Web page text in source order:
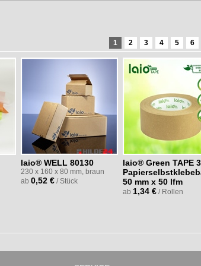
laio® WELL 80130
230 x 160 x 80 mm, braun
ab 0,52 € / Stück
laio® Green TAPE
50 mm x 50 lfm
ab 1,34 € / Rollen
1 2 3 4 5 6